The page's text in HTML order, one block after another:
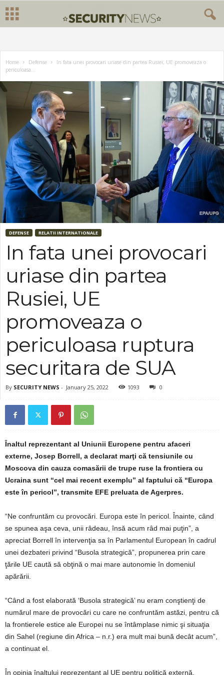
Home Defense
In fata unei provocari uriase din partea Rusiei, UE promoveaza o
periculoasa...
DEFENSE RELATII INTERNATIONALE
In fata unei provocari
uriase din partea
Rusiei, UE
promoveaza o
periculoasa ruptura
securitara de SUA
By SECURITY NEWS - January 25, 2022 1093 0
Înaltul reprezentant al Uniunii Europene pentru afaceri
externe, Josep Borrell, a declarat marţi că tensiunile cu
Moscova din cauza comasării de trupe ruse la frontiera cu
Ucraina sunt “cel mai recent exemplu” al faptului că “Europa
este în pericol”, transmite EFE preluata de Agerpres.
“Ne confruntăm cu provocări. Europa este în pericol. Înainte, când
se spunea aşa ceva, unii râdeau, însă acum râd mai puţin”, a
apreciat Borrell în intervenţia sa în Parlamentul European în cadrul
unei dezbateri privind “Busola strategică”, propunerea prin care
ţările UE caută să obţină o mai mare autonomie în domeniul
apărării.
“Când a fost elaborată ‘Busola strategică’ nu eram conştienţi de
numărul mare de provocări cu care ne confruntăm astăzi, pentru că
la frontierele estice ale Europei nu se întâmplase nimic şi situaţia
din Sahel (regiune din Africa – n.r.) era mult mai bună decât acum”,
a continuat el.
În opinia înaltului reprezentant al UE pentru politică externă,